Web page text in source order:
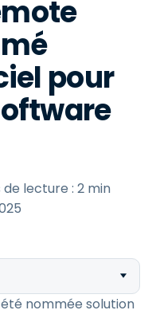
pour
de lecture : 2 min
nommée solution